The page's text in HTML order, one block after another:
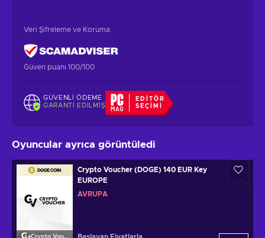
Veri Şifreleme ve Koruma
Güven puanı 100/100
GÜVENLI ÖDEME
GARANTI EDILMIŞ
EDITÖR
SEÇIMI
Oyuncular ayrıca görüntüledi
Crypto Voucher
Crypto Voucher (DOGE) 140 EUR Key
EUROPE
AVRUPA
Başlayan Fiyatlarla